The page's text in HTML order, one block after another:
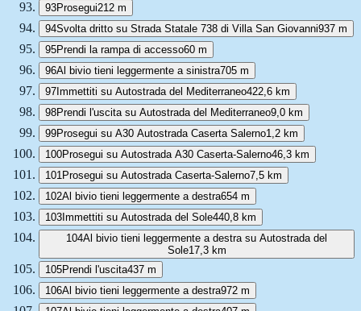
93Prosegui212 m
94Svolta dritto su Strada Statale 738 di Villa San Giovanni937 m
95Prendi la rampa di accesso60 m
96Al bivio tieni leggermente a sinistra705 m
97Immettiti su Autostrada del Mediterraneo422,6 km
98Prendi l'uscita su Autostrada del Mediterraneo9,0 km
99Prosegui su A30 Autostrada Caserta Salerno1,2 km
100Prosegui su Autostrada A30 Caserta-Salerno46,3 km
101 Prosegui su Autostrada Caserta-Salerno7,5 km
102Al bivio tieni leggermente a destra654 m
103Immettiti su Autostrada del Sole440,8 km
104Al bivio tieni leggermente a destra su Autostrada del
Sole17,3 km
105Prendi l'uscita437 m
106Al bivio tieni leggermente a destra972 m